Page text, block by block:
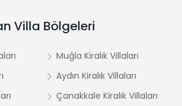
Villa Bölgeleri
Muğla Kiralık Villaları
Aydın Kiralık Villaları
Çanakkale Kiralık Villaları